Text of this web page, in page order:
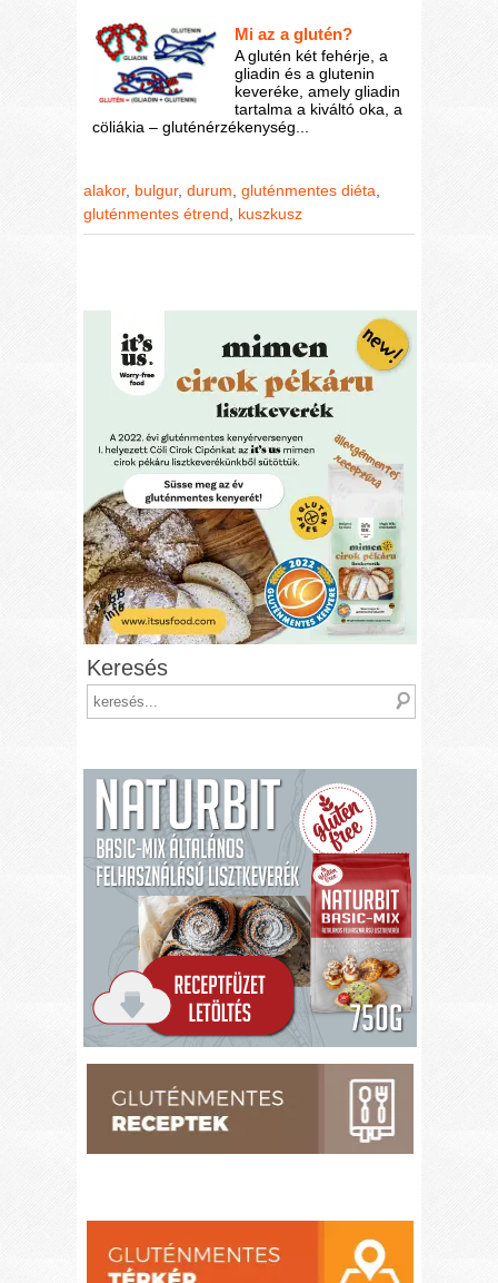
Mi az a glutén?
A glutén két fehérje, a
gliadin és a glutenin
keveréke, amely gliadin
tartalma a kiváltó oka, a
cöliákia – gluténérzékenység...
alakor, bulgur,durum,gluténmentes diéta,
gluténmentes étrend, kuszkusz
Keresés